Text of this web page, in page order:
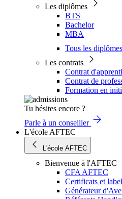
Les diplômes
BTS
Bachelor
MBA
Tous les diplômes
Les contrats
Contrat
Contrat de
Formation en
Tu hésites encore ?
Parle à un conseiller
L'école AFTEC
L'école AFTEC
Bienvenue à l'AFTEC
CFA AFTEC
Certificats et
Générateur